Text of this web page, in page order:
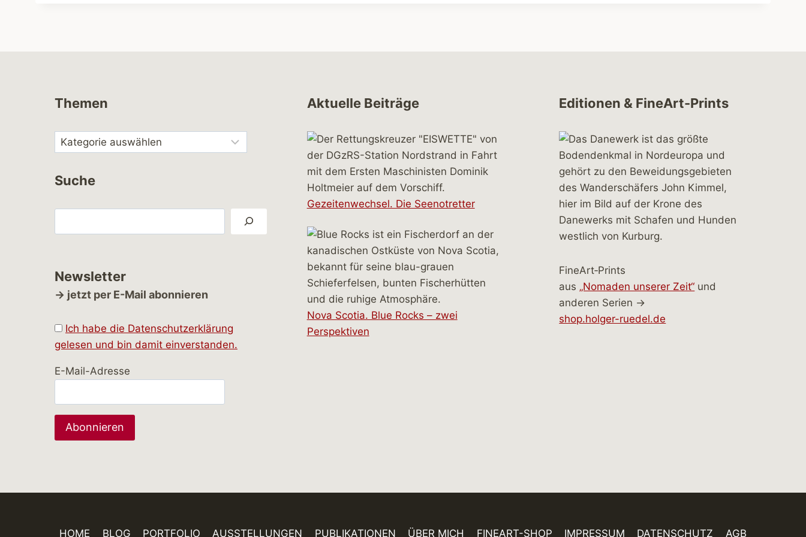
Themen
Suche
Newsletter
→ jetzt per E-Mail abonnieren
Ich habe die Datenschutzerklärung
gelesen und bin damit einverstanden.
E-Mail-Adresse
Aktuelle Beiträge
Gezeitenwechsel. Die Seenotretter
Nova Scotia. Blue Rocks – zwei
Perspektiven
Editionen & FineArt-Prints
FineArt‑Prints
aus „Nomaden unserer Zeit“ und
anderen Serien →
shop.holger-ruedel.de
HOME BLOG PORTFOLIO AUSSTELLUNGEN PUBLIKATIONEN ÜBER MICH FINEART-SHOP IMPRESSUM DATENSCHUTZ AGB